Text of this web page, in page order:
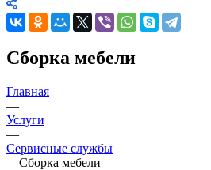
Сборка мебели
Главная
—
Услуги
—
Сервисные службы
—Сборка мебели